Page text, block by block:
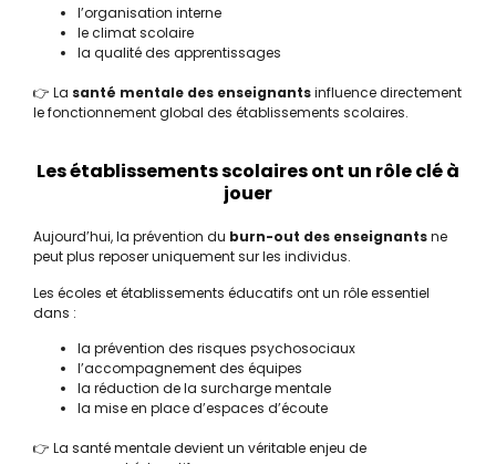
l’organisation interne
le climat scolaire
la qualité des apprentissages
👉 La santé mentale des enseignantsinfluence directement
le fonctionnement global des établissements scolaires.
Les établissements scolaires ont un rôle clé à
jouer
Aujourd’hui, la prévention du burn-out des enseignantsne
peut plus reposer uniquement sur les individus.
Les écoles et établissements éducatifs ont un rôle essentiel
dans :
la prévention des risques psychosociaux
l’accompagnement des équipes
la réduction de la surcharge mentale
la mise en place d’espaces d’écoute
👉 La santé mentale devient un véritable enjeu de